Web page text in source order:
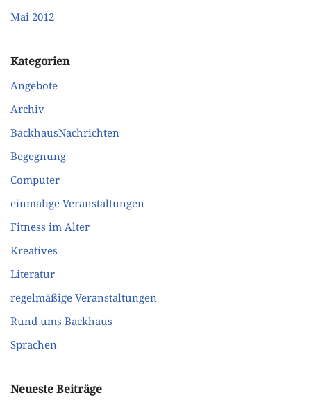
Mai 2012
Kategorien
Angebote
Archiv
BackhausNachrichten
Begegnung
Computer
einmalige Veranstaltungen
Fitness im Alter
Kreatives
Literatur
regelmäßige Veranstaltungen
Rund ums Backhaus
Sprachen
Neueste Beiträge